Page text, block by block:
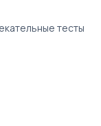
тесты